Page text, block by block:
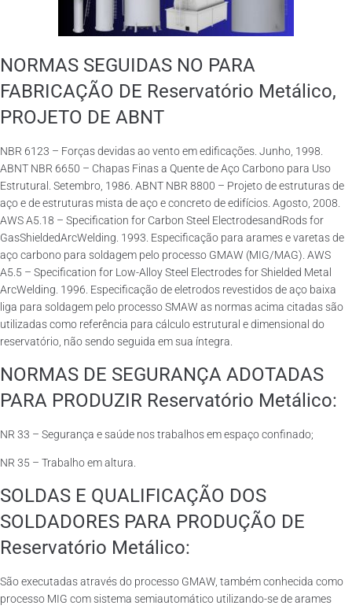
NORMAS SEGUIDAS NO PARA
FABRICAÇÃO DE Reservatório Metálico,
PROJETO DE ABNT
NBR 6123 – Forças devidas ao vento em edificações. Junho, 1998.
ABNT NBR 6650 – Chapas Finas a Quente de Aço Carbono para Uso
Estrutural. Setembro, 1986. ABNT NBR 8800 – Projeto de estruturas de
aço e de estruturas mista de aço e concreto de edifícios. Agosto, 2008.
AWS A5.18 – Specification for Carbon Steel ElectrodesandRods for
GasShieldedArcWelding. 1993. Especificação para arames e varetas de
aço carbono para soldagem pelo processo GMAW (MIG/MAG). AWS
A5.5 – Specification for Low-Alloy Steel Electrodes for Shielded Metal
ArcWelding. 1996. Especificação de eletrodos revestidos de aço baixa
liga para soldagem pelo processo SMAW as normas acima citadas são
utilizadas como referência para cálculo estrutural e dimensional do
reservatório, não sendo seguida em sua íntegra.
NORMAS DE SEGURANÇA ADOTADAS
PARA PRODUZIR Reservatório Metálico:
NR 33 – Segurança e saúde nos trabalhos em espaço confinado;
NR 35 – Trabalho em altura.
SOLDAS E QUALIFICAÇÃO DOS
SOLDADORES PARA PRODUÇÃO DE
Reservatório Metálico:
São executadas através do processo GMAW, também conhecida como
processo MIG com sistema semiautomático utilizando-se de arames